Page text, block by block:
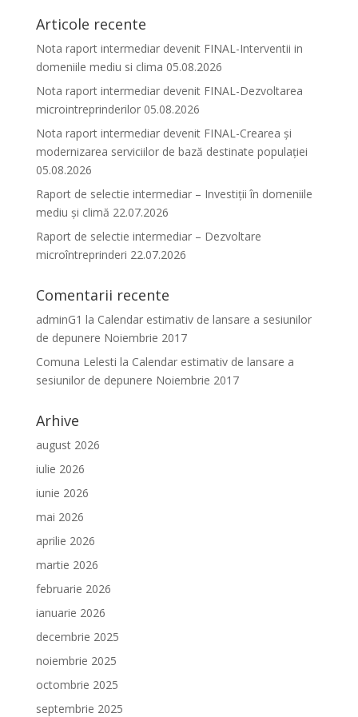
Articole recente
Nota raport intermediar devenit FINAL-Interventii in
domeniile mediu si clima 05.08.2026
Nota raport intermediar devenit FINAL-Dezvoltarea
microintreprinderilor 05.08.2026
Nota raport intermediar devenit FINAL-Crearea și
modernizarea serviciilor de bază destinate populației
05.08.2026
Raport de selectie intermediar – Investiții în domeniile
mediu și climă 22.07.2026
Raport de selectie intermediar – Dezvoltare
microîntreprinderi 22.07.2026
Comentarii recente
adminG1 la Calendar estimativ de lansare a sesiunilor
de depunere Noiembrie 2017
Comuna Lelesti la Calendar estimativ de lansare a
sesiunilor de depunere Noiembrie 2017
Arhive
august 2026
iulie 2026
iunie 2026
mai 2026
aprilie 2026
martie 2026
februarie 2026
ianuarie 2026
decembrie 2025
noiembrie 2025
octombrie 2025
septembrie 2025